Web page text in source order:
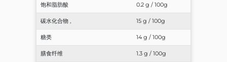
饱和脂肪酸 0.2 g / 100g
碳水化合物 , 15 g / 100g
糖类 14 g / 100g
膳食纤维 1.3 g / 100g